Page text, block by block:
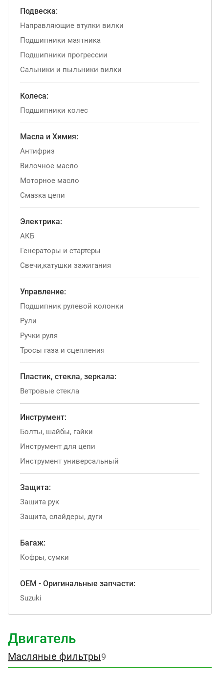
Подвеска:
Направляющие втулки вилки
Подшипники маятника
Подшипники прогрессии
Сальники и пыльники вилки
Колеса:
Подшипники колес
Масла и Химия:
Антифриз
Вилочное масло
Моторное масло
Смазка цепи
Электрика:
АКБ
Генераторы и стартеры
Свечи,катушки зажигания
Управление:
Подшипник рулевой колонки
Рули
Ручки руля
Тросы газа и сцепления
Пластик, стекла, зеркала:
Ветровые стекла
Инструмент:
Болты, шайбы, гайки
Инструмент для цепи
Инструмент универсальный
Защита:
Защита рук
Защита, слайдеры, дуги
Багаж:
Кофры, сумки
OEM - Оригинальные запчасти:
Suzuki
Двигатель
Масляные фильтры9